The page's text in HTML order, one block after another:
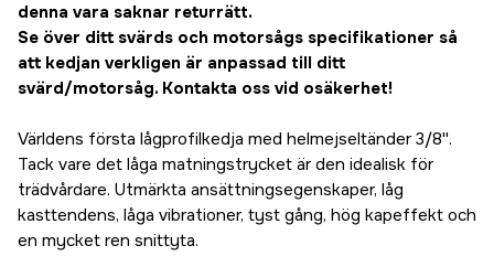
denna vara saknar returrätt.
Se över ditt svärds och motorsågs specifikationer så
att kedjan verkligen är anpassad till ditt
svärd/motorsåg. Kontakta oss vid osäkerhet!
Världens första lågprofilkedja med helmejseltänder 3/8''.
Tack vare det låga matningstrycket är den idealisk för
trädvårdare. Utmärkta ansättningsegenskaper, låg
kasttendens, låga vibrationer, tyst gång, hög kapeffekt och
en mycket ren snittyta.